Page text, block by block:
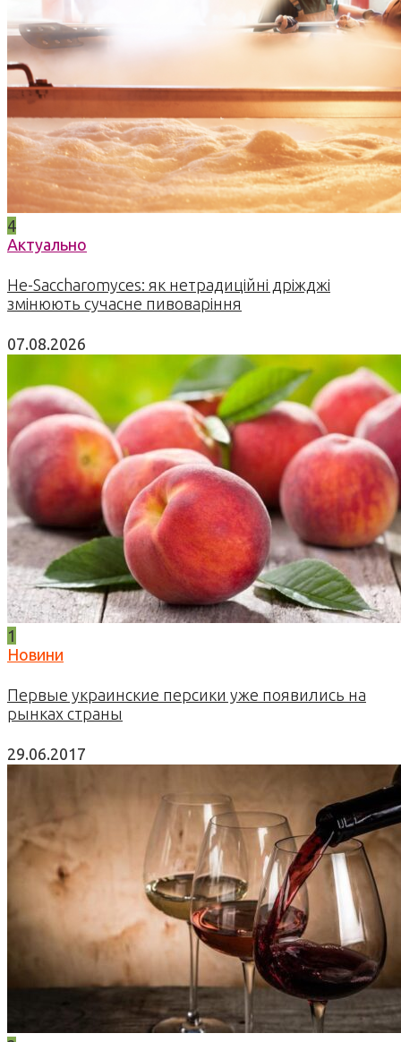
4
Актуально
Не-Saccharomyces: як нетрадиційні дріжджі
змінюють сучасне пивоваріння
07.08.2026
1
Новини
Первые украинские персики уже появились на
рынках страны
29.06.2017